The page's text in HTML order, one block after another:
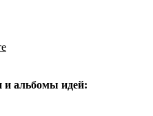
и альбомы идей: